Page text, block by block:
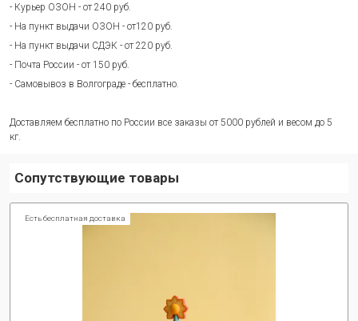
- Курьер ОЗОН - от 240 руб.
- На пункт выдачи ОЗОН - от120 руб.
- На пункт выдачи СДЭК - от 220 руб.
- Почта России - от 150 руб.
- Самовывоз в Волгограде - бесплатно.
Доставляем бесплатно по России все заказы от 5000 рублей и весом до 5
кг.
Сопутствующие товары
Есть бесплатная доставка